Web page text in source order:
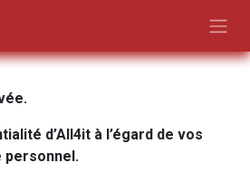
d’All4it à l’égard de vos
personnel.